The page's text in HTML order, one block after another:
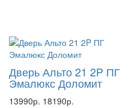
Дверь Альто 21 2P ПГ
Эмалюкс Доломит
13990р. 18190р.